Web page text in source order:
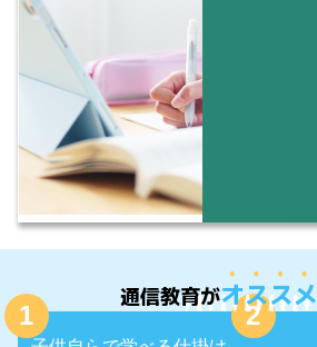
通信教育がオススメ